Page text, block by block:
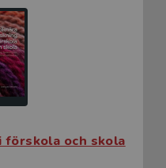
och skola